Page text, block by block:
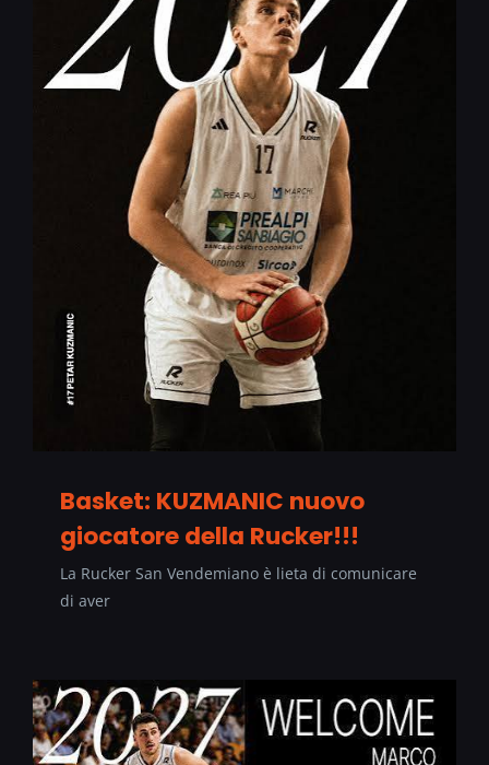
Basket: KUZMANIC nuovo
giocatore della Rucker!!!
La Rucker San Vendemiano è lieta di comunicare
di aver